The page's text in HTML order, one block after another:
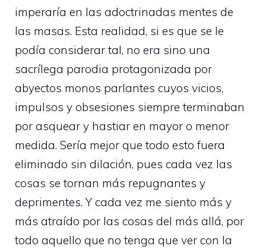
imperaría en las adoctrinadas mentes de
las masas. Esta realidad, si es que se le
podía considerar tal, no era sino una
sacrílega parodia protagonizada por
abyectos monos parlantes cuyos vicios,
impulsos y obsesiones siempre terminaban
por asquear y hastiar en mayor o menor
medida. Sería mejor que todo esto fuera
eliminado sin dilación, pues cada vez las
cosas se tornan más repugnantes y
deprimentes. Y cada vez me siento más y
más atraído por las cosas del más allá, por
todo aquello que no tenga que ver con la